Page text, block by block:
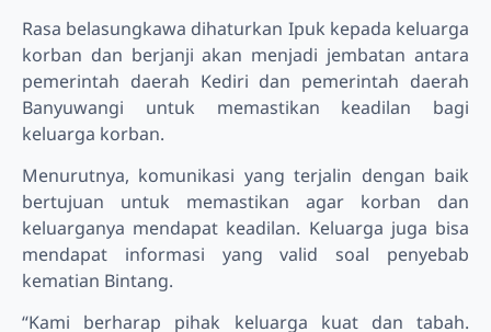
Rasa belasungkawa dihaturkan Ipuk kepada keluarga
korban dan berjanji akan menjadi jembatan antara
pemerintah daerah Kediri dan pemerintah daerah
Banyuwangi untuk memastikan keadilan bagi
keluarga korban.
Menurutnya, komunikasi yang terjalin dengan baik
bertujuan untuk memastikan agar korban dan
keluarganya mendapat keadilan. Keluarga juga bisa
mendapat informasi yang valid soal penyebab
kematian Bintang.
“Kami berharap pihak keluarga kuat dan tabah.